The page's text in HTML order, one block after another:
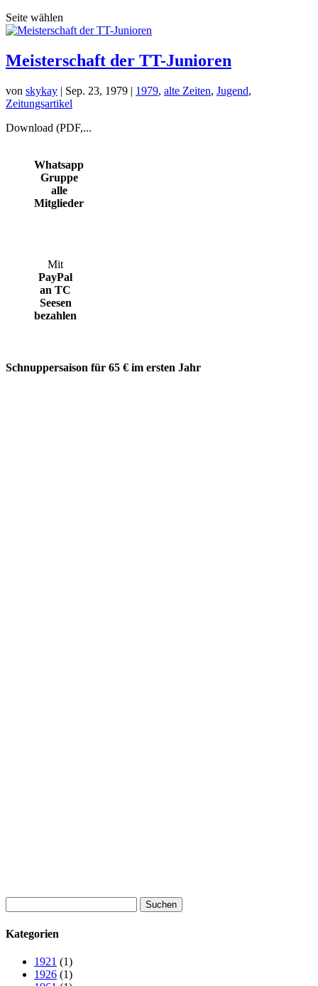
Seite wählen
Meisterschaft der TT-Junioren
von skykay | Sep. 23, 1979 | 1979, alte Zeiten, Jugend,
Zeitungsartikel
Download (PDF,...
Whatsapp
Gruppe
alle
Mitglieder
Mit
PayPal
an TC
Seesen
bezahlen
Schnuppersaison für 65 € im ersten Jahr
nach:
Kategorien
1921 (1)
1926 (1)